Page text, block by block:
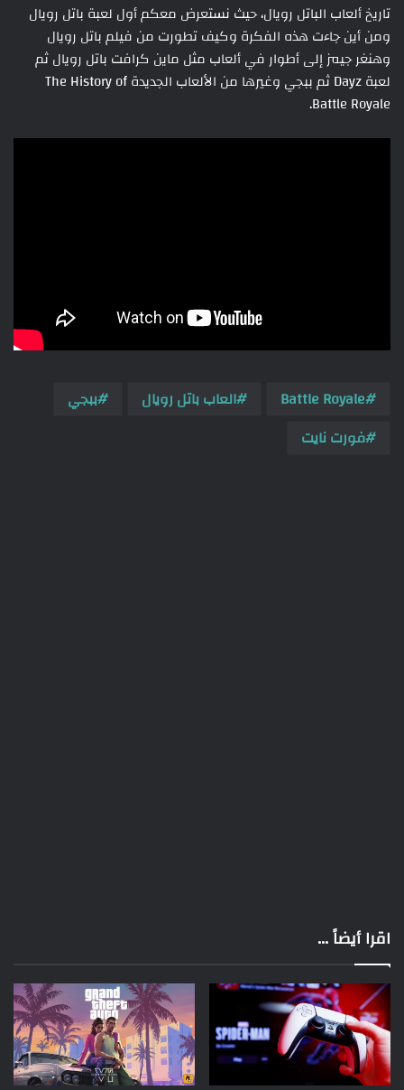
تاريخ ألعاب الباتل رويال، حيث نستعرض معكم أول لعبة باتل رويال
ومن أين جاءت هذه الفكرة وكيف تطورت من فيلم باتل رويال
وهنغر جيمز إلى أطوار في ألعاب مثل ماين كرافت باتل رويال ثم
لعبة Dayz ثم ببجي وغيرها من الألعاب الجديدة The History of
Battle Royale.
Battle Royale العاب باتل رويال
ببجي
فورت نايت
اقرا أيضاً ...